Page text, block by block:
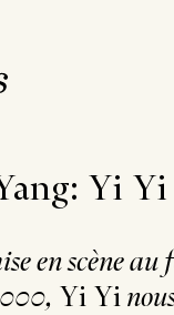
Yi Yi
en scène au
Yi Yi